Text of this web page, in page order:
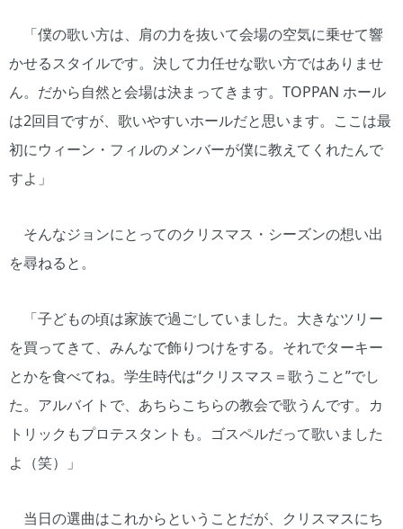
「僕の歌い方は、肩の力を抜いて会場の空気に乗せて響
かせるスタイルです。決して力任せな歌い方ではありませ
ん。だから自然と会場は決まってきます。TOPPAN ホール
は2回目ですが、歌いやすいホールだと思います。ここは最
初にウィーン・フィルのメンバーが僕に教えてくれたんで
すよ」
そんなジョンにとってのクリスマス・シーズンの想い出
を尋ねると。
「子どもの頃は家族で過ごしていました。大きなツリー
を買ってきて、みんなで飾りつけをする。それでターキー
とかを食べてね。学生時代は“クリスマス＝歌うこと”でし
た。アルバイトで、あちらこちらの教会で歌うんです。カ
トリックもプロテスタントも。ゴスペルだって歌いました
よ（笑）」
当日の選曲はこれからということだが、クリスマスにち